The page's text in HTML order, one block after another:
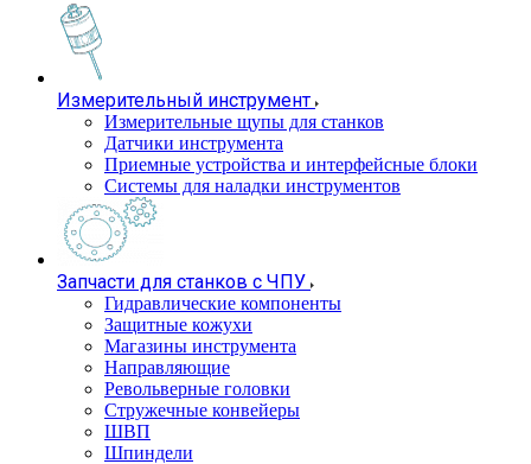
Измерительный инструмент
Измерительные щупы для станков
Датчики инструмента
Приемные устройства и интерфейсные блоки
Системы для наладки инструментов
Запчасти для станков с ЧПУ
Гидравлические компоненты
Защитные кожухи
Магазины инструмента
Направляющие
Револьверные головки
Стружечные конвейеры
ШВП
Шпиндели